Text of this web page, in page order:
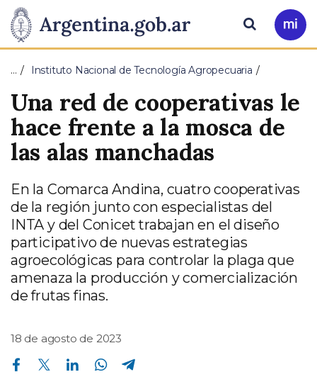
Presidencia
de
la
Nación
Pasar al contenido principal
Ir
a
Buscar
… Instituto Nacional de Tecnología Agropecuaria
Una red de cooperativas le
hace frente a la mosca de
las alas manchadas
En la Comarca Andina, cuatro cooperativas
de la región junto con especialistas del
INTA y del Conicet trabajan en el diseño
participativo de nuevas estrategias
agroecológicas para controlar la plaga que
amenaza la producción y comercialización
de frutas finas.
18 de agosto de 2023
Compartir en Facebook Compartir en Twitter Compartir en Linkedin Compartir en Whatsapp